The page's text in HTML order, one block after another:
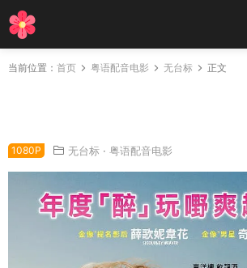
当前位置： 首页 粤语配音电影 无台标 正文
1080P 无台标 · 粤语配音电影